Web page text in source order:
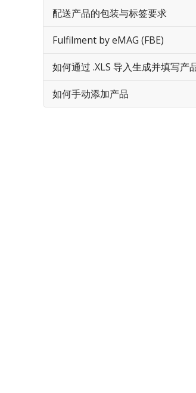
配送产品的包装与标签要求
Fulfilment by eMAG (FBE)
如何通过 .XLS 导入生成并填写产
如何手动添加产品